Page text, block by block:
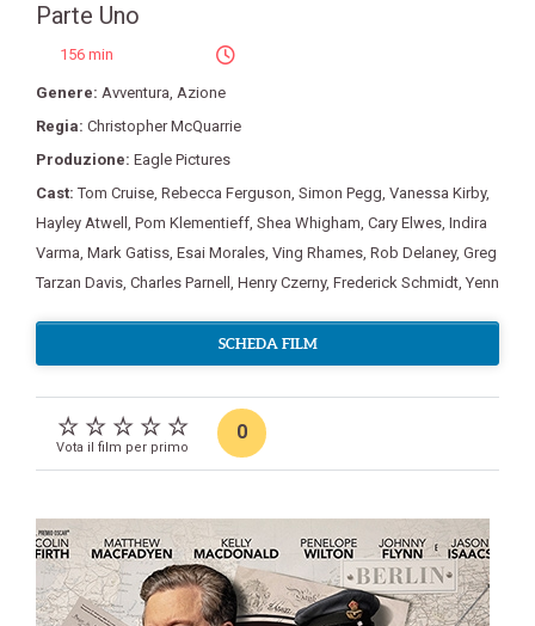
Parte Uno
156 min
Genere: Avventura, Azione
Regia: Christopher McQuarrie
Produzione: Eagle Pictures
Cast:Tom Cruise, Rebecca Ferguson, Simon Pegg, Vanessa Kirby,
Hayley Atwell , Pom Klementieff, Shea Whigham, Cary Elwes, Indira
Varma, Mark Gatiss, Esai Morales, Ving Rhames, Rob Delaney, Greg
Tarzan Davis, Charles Parnell , Henry Czerny, Frederick Schmidt, Yenn
SCHEDA FILM
Vota il film per primo
0